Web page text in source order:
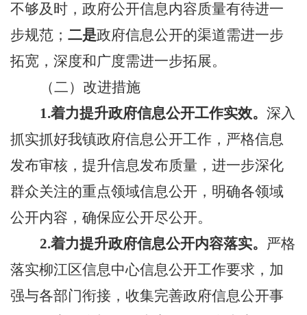
不够及时，政府公开信息内容质量有待进一
步规范； 二是政府信息公开的渠道需进一步
拓宽，深度和广度需进一步拓展。
（二）改进措施
1.着力提升政府信息公开工作实效。 深入
抓实抓好我镇政府信息公开工作，严格信息
发布审核，提升信息发布质量，进一步深化
群众关注的重点领域信息公开，明确各领域
公开内容，确保应公开尽公开。
2.着力提升政府信息公开内容落实。 严格
落实柳江区信息中心信息公开工作要求，加
强与各部门衔接，收集完善政府信息公开事